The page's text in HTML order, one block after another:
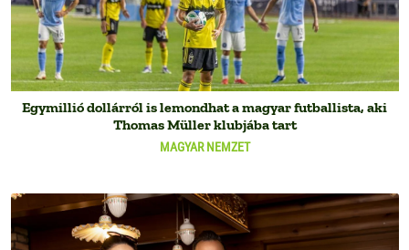
MAGYAR NEMZET
Egymillió dollárról is lemondhat a magyar futballista, aki
Thomas Müller klubjába tart